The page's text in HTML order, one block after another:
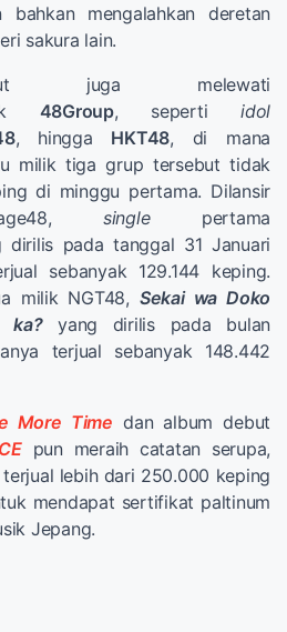
bahkan mengalahkan deretan
sakura lain.
juga melewati
48Group, sepertiidol
, hingga HKT48, di mana
milik tiga grup tersebut tidak
di minggu pertama. Dilansir
singlepertama
dirilis pada tanggal 31 Januari
sebanyak 129.144 keping.
milik NGT48, Sekai wa Doko
ka?yang dirilis pada bulan
terjual sebanyak 148.442
More Time dan album debut
pun meraih catatan serupa,
lebih dari 250.000 keping
mendapat sertifikat paltinum
Jepang.